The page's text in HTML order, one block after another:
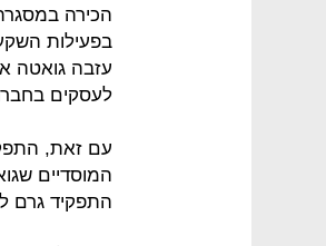
הכירה
עזבה גואטה
לעסקים
עם זאת,
המוסדיים
התפקיד גרם